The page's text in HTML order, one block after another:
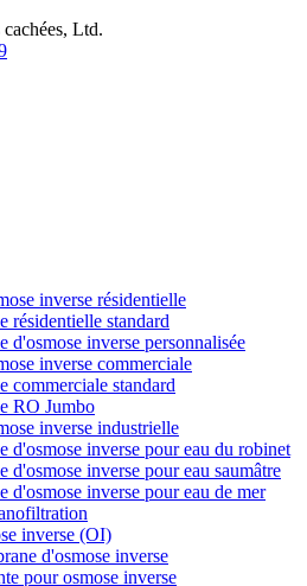
cachées, Ltd.
inverse résidentielle
résidentielle standard
d'osmose inverse personnalisée
inverse commerciale
commerciale standard
RO Jumbo
inverse industrielle
d'osmose inverse pour eau du robinet
d'osmose inverse pour eau saumâtre
d'osmose inverse pour eau de mer
inverse (OI)
d'osmose inverse
pour osmose inverse